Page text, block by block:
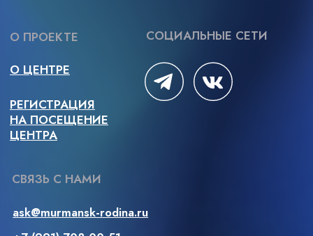
посетителей сайта Центра научно-технологического
Условия и запреты не установлены.